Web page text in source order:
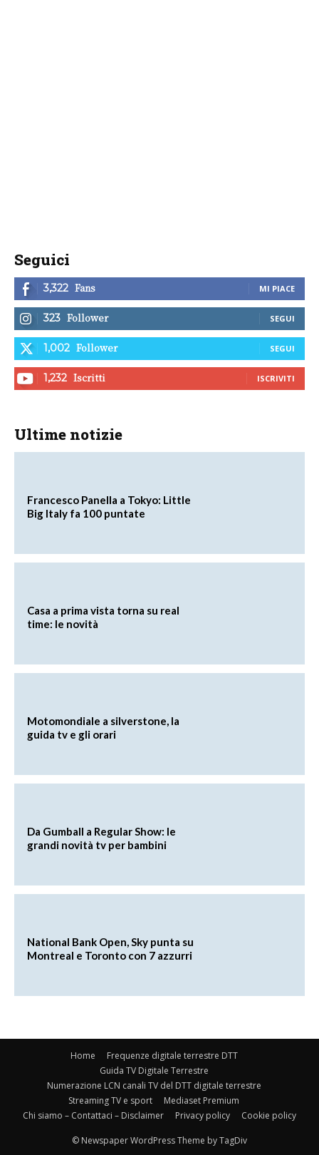
Seguici
3,322 Fans MI PIACE
323 Follower SEGUI
1,002 Follower SEGUI
1,232 Iscritti ISCRIVITI
Ultime notizie
Francesco Panella a Tokyo: Little
Big Italy fa 100 puntate
Casa a prima vista torna su real
time: le novità
Motomondiale a silverstone, la
guida tv e gli orari
Da Gumball a Regular Show: le
grandi novità tv per bambini
National Bank Open, Sky punta su
Montreal e Toronto con 7 azzurri
Home
Frequenze digitale terrestre DTT
Guida TV Digitale Terrestre
Numerazione LCN canali TV del DTT digitale terrestre
Streaming TV e sport
Mediaset Premium
Chi siamo – Contattaci – Disclaimer
Privacy policy Cookie policy
© Newspaper WordPress Theme by TagDiv